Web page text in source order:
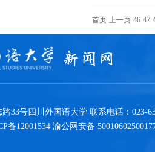
首页 上一页 46 47
33号四川外国语大学 联系电话：023-
12001534 渝公网安备